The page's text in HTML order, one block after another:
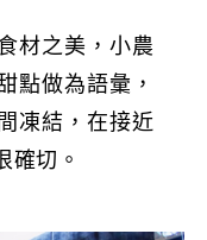
材之美，小農
點做為語彙，
凍結，在接近
確切。